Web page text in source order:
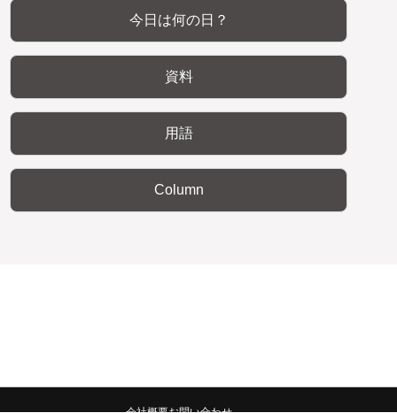
今日は何の日？
資料
用語
Column